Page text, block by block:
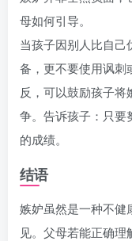
母如何引导。
当孩子因别人比自己
备，更不要使用讽刺
反，可以鼓励孩子
争。告诉孩子：只要
的成绩。
结语
嫉妒虽然是一种不健
见。父母若能正确